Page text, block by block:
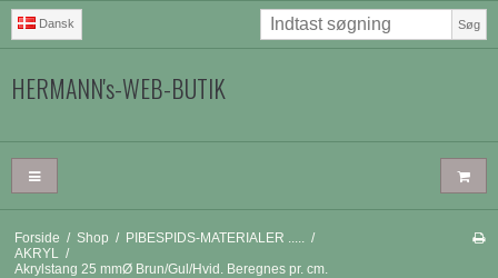
Dansk Søg
HERMANN's-WEB-BUTIK
Forside / Shop / PIBESPIDS-MATERIALER .....
/
AKRYL
/
Akrylstang 25 mmØ Brun/Gul/Hvid. Beregnes pr. cm.